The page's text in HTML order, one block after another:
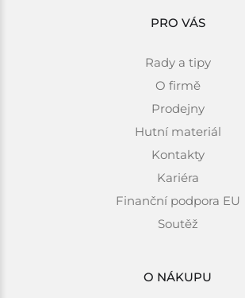
PRO VÁS
Rady a tipy
O firmě
Prodejny
Hutní materiál
Kontakty
Kariéra
Finanční podpora EU
Soutěž
O NÁKUPU